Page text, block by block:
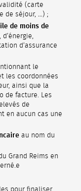
(carte
de séjour, …) ;
de moins de
d’énergie,
d’assurance
le
les coordonnées
ainsi que la
de facture. Les
de
en aucun cas une
au nom du
Grand Reims en
pour finaliser